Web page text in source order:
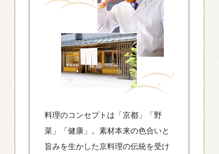
料理のコンセプトは「京都」「野
菜」「健康」。素材本来の色合いと
旨みを生かした京料理の伝統を受け